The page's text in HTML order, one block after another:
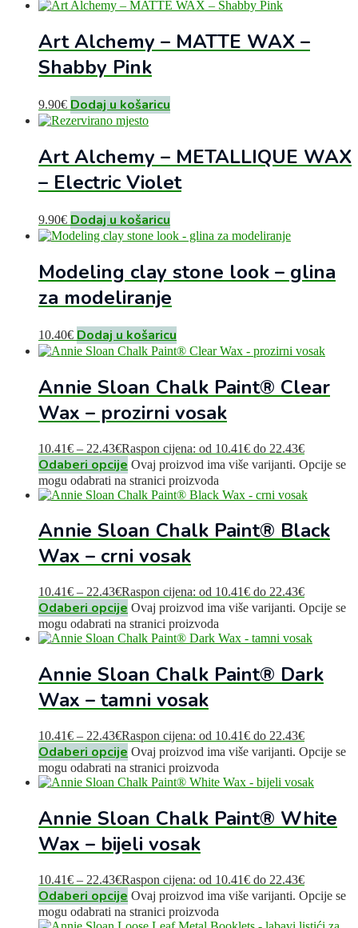
Art Alchemy – MATTE WAX –
Shabby Pink
9.90€ Dodaj u košaricu
Art Alchemy – METALLIQUE WAX
– Electric Violet
9.90€ Dodaj u košaricu
Modeling clay stone look – glina
za modeliranje
10.40€ Dodaj u košaricu
Annie Sloan Chalk Paint® Clear
Wax – prozirni vosak
10.41€ – 22.43€Raspon cijena: od 10.41€ do 22.43€
Odaberi opcije Ovaj proizvod ima više varijanti. Opcije se
mogu odabrati na stranici proizvoda
Annie Sloan Chalk Paint® Black
Wax – crni vosak
10.41€ – 22.43€Raspon cijena: od 10.41€ do 22.43€
Odaberi opcije Ovaj proizvod ima više varijanti. Opcije se
mogu odabrati na stranici proizvoda
Annie Sloan Chalk Paint® Dark
Wax – tamni vosak
10.41€ – 22.43€Raspon cijena: od 10.41€ do 22.43€
Odaberi opcije Ovaj proizvod ima više varijanti. Opcije se
mogu odabrati na stranici proizvoda
Annie Sloan Chalk Paint® White
Wax – bijeli vosak
10.41€ – 22.43€Raspon cijena: od 10.41€ do 22.43€
Odaberi opcije Ovaj proizvod ima više varijanti. Opcije se
mogu odabrati na stranici proizvoda